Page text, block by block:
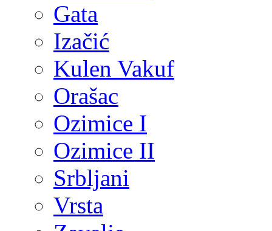
Gata
Izačić
Kulen Vakuf
Orašac
Ozimice I
Ozimice II
Srbljani
Vrsta